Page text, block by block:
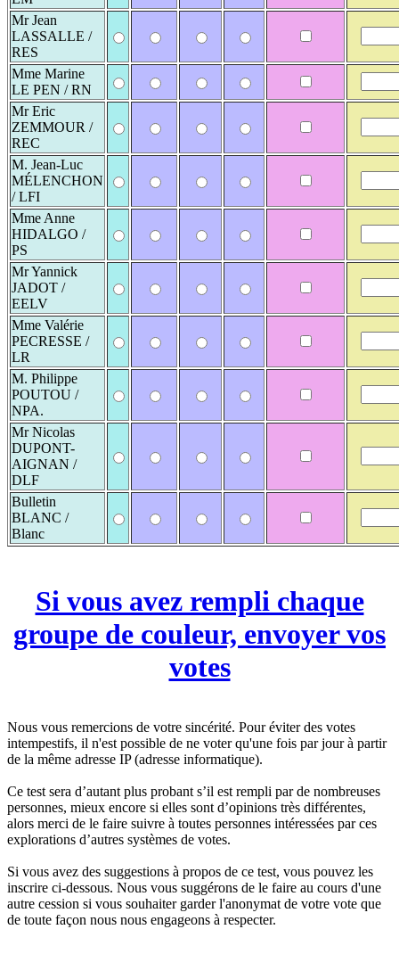
Mr Jean
LASSALLE /
RES
Mme Marine
LE PEN / RN
Mr Eric
ZEMMOUR /
REC
M. Jean-Luc
MÉLENCHON
/ LFI
Mme Anne
HIDALGO /
PS
Mr Yannick
JADOT /
EELV
Mme Valérie
PECRESSE /
LR
M. Philippe
POUTOU /
NPA.
Mr Nicolas
DUPONT-
AIGNAN /
DLF
Bulletin
BLANC /
Blanc
Si vous avez rempli chaque
groupe de couleur, envoyer vos
votes
Nous vous remercions de votre sincérité. Pour éviter des votes
intempestifs, il n'est possible de ne voter qu'une fois par jour à partir
de la même adresse IP (adresse informatique).
Ce test sera d’autant plus probant s’il est rempli par de nombreuses
personnes, mieux encore si elles sont d’opinions très différentes,
alors merci de le faire suivre à toutes personnes intéressées par ces
explorations d’autres systèmes de votes.
Si vous avez des suggestions à propos de ce test, vous pouvez les
inscrire ci-dessous. Nous vous suggérons de le faire au cours d'une
autre cession si vous souhaiter garder l'anonymat de votre vote que
de toute façon nous nous engageons à respecter.